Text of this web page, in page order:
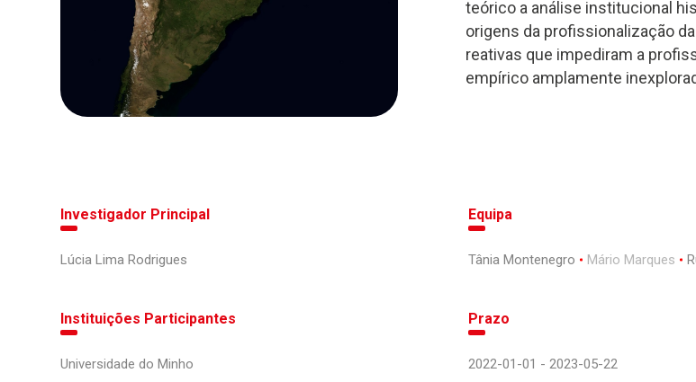
teórico a análise institucional
origens da profissionalização
reativas que impediram a
empírico amplamente
Investigador Principal
Lúcia Lima Rodrigues
Equipa
Tânia Montenegro Mário Marques
Instituições Participantes
Universidade do Minho
Prazo
2022-01-01 - 2023-05-22